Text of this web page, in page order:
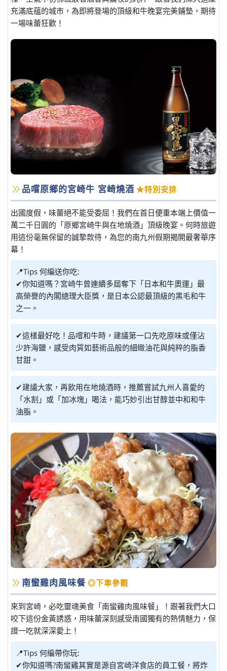
充滿底蘊的城市，為即將登場的頂級和牛晚宴完美鋪墊，期待
一場味蕾狂歡！
品嚐原鄉的宮崎牛 宮崎燒酒 ★特別安排
出國度假，味蕾絕不能受委屈！我們在首日便重本端上價值一
萬二千日圓的「原鄉宮崎牛與在地燒酒」頂級晚宴。何時旅遊
用這份毫無保留的誠摯款待，為您的南九州假期揭開最奢華序
幕！
📍Tips 何編送你吃:
✔你知道嗎？宮崎牛曾連續多屆奪下「日本和牛奧運」最
高榮譽的內閣總理大臣獎，是日本公認最頂級的黑毛和牛
之一。
✔這樣最好吃！品嚐和牛時，建議第一口先吃原味或僅沾
少許海鹽，感受肉質如藝術品般的細緻油花與純粹的脂香
甘甜。
✔建議大家，再飲用在地燒酒時，推薦嘗試九州人喜愛的
「水割」或「加冰塊」喝法，能巧妙引出甘醇並中和和牛
油脂。
南蠻雞肉風味餐 ◎下車參觀
來到宮崎，必吃靈魂美食「南蠻雞肉風味餐」！跟著我們大口
咬下這份金黃誘惑，用味蕾深刻感受南國獨有的熱情魅力，保
證一吃就深深愛上！
📍Tips 何編帶你玩:
✔你知道嗎?南蠻雞其實是源自宮崎洋食店的員工餐，將炸